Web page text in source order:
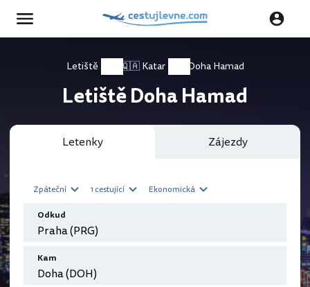
Letiště 🇶🇦 Katar Doha Hamad
Letiště Doha Hamad
Letenky Zájezdy
Zpáteční 1 cestující Ekonomická
Odkud
Kam